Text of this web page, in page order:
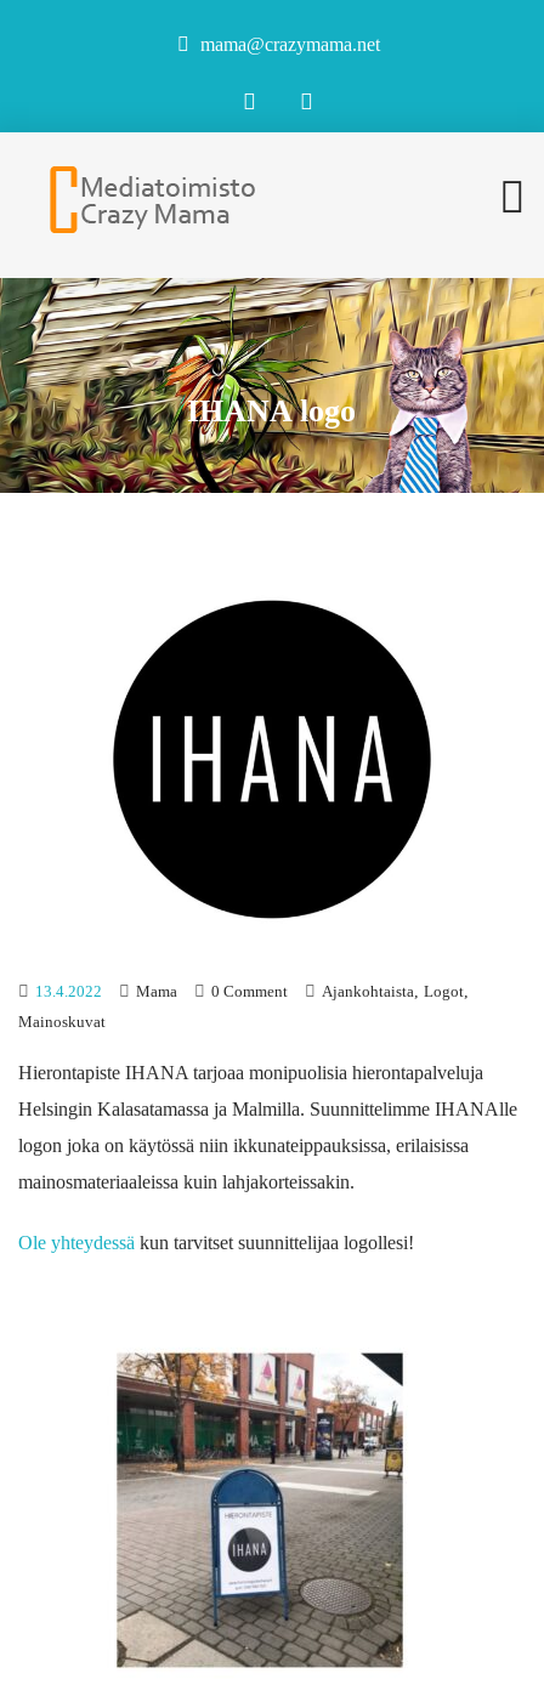
mama@crazymama.net
IHANA logo
13.4.2022 Mama 0 Comment Ajankohtaista Logot
Mainoskuvat
Hierontapiste IHANA tarjoaa monipuolisia hierontapalveluja
Helsingin Kalasatamassa ja Malmilla. Suunnittelimme IHANAlle
logon joka on käytössä niin ikkunateippauksissa, erilaisissa
mainosmateriaaleissa kuin lahjakorteissakin.
Ole yhteydessä kun tarvitset suunnittelijaa logollesi!